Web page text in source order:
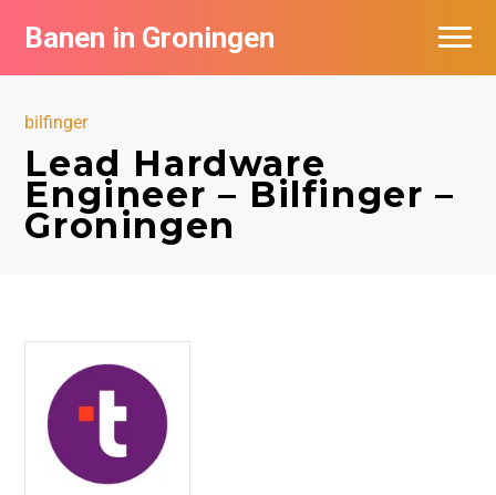
Banen in Groningen
bilfinger
Lead Hardware
Engineer – Bilfinger –
Groningen
Vacatures per bedrijf
De populairste vacatures in Groningen
Nieuwsbrief feed